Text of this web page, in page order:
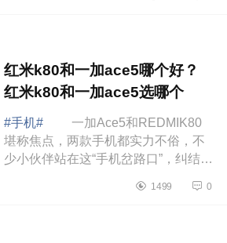
什么档次 一加ace5到底值不值得
红米k80和一加ace5哪个好？
红米k80和一加ace5选哪个
#手机#
一加Ace5和REDMIK80
堪称焦点，两款手机都实力不俗，不
少小伙伴站在这“手机岔路口”，纠结得
为大家介绍下红米k80和一加ace5哪
1499 0